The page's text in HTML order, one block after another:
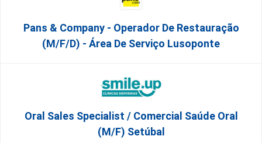
Pans & Company - Operador De Restauração
(m/f/d) - Área De Serviço Lusoponte
Oral Sales Specialist / Comercial Saúde Oral
(M/F) Setúbal